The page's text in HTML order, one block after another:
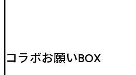
コラボお願いBOX